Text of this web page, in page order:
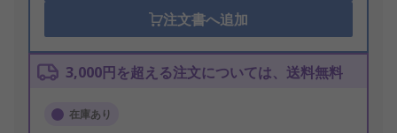
注文書へ追加
3,000円を超える注文については、送料無料
在庫あり